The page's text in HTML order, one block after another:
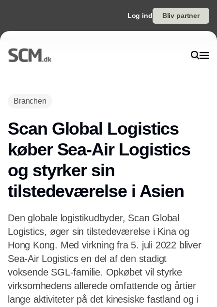
Log ind Bliv partner
Branchen
Scan Global Logistics
køber Sea-Air Logistics
og styrker sin
tilstedeværelse i Asien
Den globale logistikudbyder, Scan Global
Logistics, øger sin tilstedeværelse i Kina og
Hong Kong. Med virkning fra 5. juli 2022 bliver
Sea-Air Logistics en del af den stadigt
voksende SGL-familie. Opkøbet vil styrke
virksomhedens allerede omfattende og årtier
lange aktiviteter på det kinesiske fastland og i